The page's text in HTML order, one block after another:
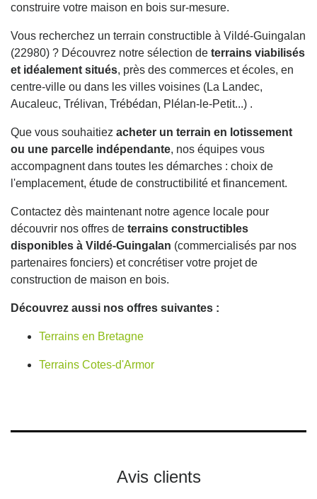
construire votre maison en bois sur-mesure.
Vous recherchez un terrain constructible à Vildé-Guingalan
(22980) ? Découvrez notre sélection de terrains viabilisés
et idéalement situés, près des commerces et écoles, en
centre-ville ou dans les villes voisines (La Landec,
Aucaleuc, Trélivan, Trébédan, Plélan-le-Petit...) .
Que vous souhaitiez acheter un terrain en lotissement
ou une parcelle indépendante, nos équipes vous
accompagnent dans toutes les démarches : choix de
l'emplacement, étude de constructibilité et financement.
Contactez dès maintenant notre agence locale pour
découvrir nos offres de terrains constructibles
disponibles à Vildé-Guingalan (commercialisés par nos
partenaires fonciers) et concrétiser votre projet de
construction de maison en bois.
Découvrez aussi nos offres suivantes :
Terrains en Bretagne
Terrains Cotes-d'Armor
Avis clients